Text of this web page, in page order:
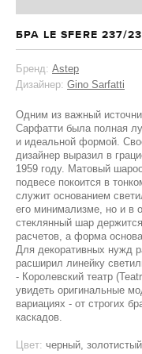
БРА LE SFERE 237/
Бренд: Astep
Дизайнер: Gino Sarfatti
Одним из важный
Сарфатти была полная
и идеальной формой.
дизайнер выразил в
1959 году. Матовый
подвесе покоится в
служит основанием
его минимализме, но и в
стеклянный шар
расчетов, а форма
Для декоративных нужд
расширил линейку
- Королевский театр
увидеть оригинальные
вариациях - от строгих
каскадов.
Цвет: черный, золотистый